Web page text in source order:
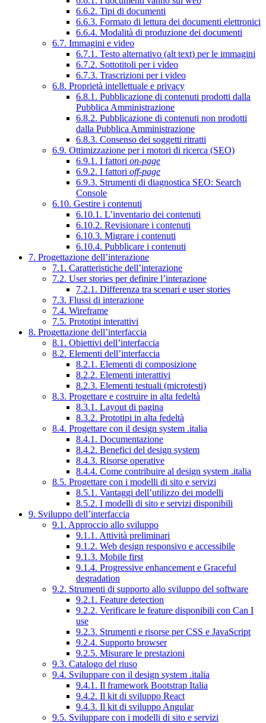
6.6.2. Tipi di documenti
6.6.3. Formato di lettura dei documenti elettronici
6.6.4. Modalità di produzione dei documenti
6.7. Immagini e video
6.7.1. Testo alternativo (alt text) per le immagini
6.7.2. Sottotitoli per i video
6.7.3. Trascrizioni per i video
6.8. Proprietà intellettuale e privacy
6.8.1. Pubblicazione di contenuti prodotti dalla
Pubblica Amministrazione
6.8.2. Pubblicazione di contenuti non prodotti
dalla Pubblica Amministrazione
6.8.3. Consenso dei soggetti ritratti
6.9. Ottimizzazione per i motori di ricerca (SEO)
6.9.1. I fattori on-page
6.9.2. I fattori off-page
6.9.3. Strumenti di diagnostica SEO: Search
Console
6.10. Gestire i contenuti
6.10.1. L’inventario dei contenuti
6.10.2. Revisionare i contenuti
6.10.3. Migrare i contenuti
6.10.4. Pubblicare i contenuti
7. Progettazione dell’interazione
7.1. Caratteristiche dell’interazione
7.2. User stories per definire l’interazione
7.2.1. Differenza tra scenari e user stories
7.3. Flussi di interazione
7.4. Wireframe
7.5. Prototipi interattivi
8. Progettazione dell’interfaccia
8.1. Obiettivi dell’interfaccia
8.2. Elementi dell’interfaccia
8.2.1. Elementi di composizione
8.2.2. Elementi interattivi
8.2.3. Elementi testuali (microtesti)
8.3. Progettare e costruire in alta fedeltà
8.3.1. Layout di pagina
8.3.2. Prototipi in alta fedeltà
8.4. Progettare con il design system .italia
8.4.1. Documentazione
8.4.2. Benefici del design system
8.4.3. Risorse operative
8.4.4. Come contribuire al design system .italia
8.5. Progettare con i modelli di sito e servizi
8.5.1. Vantaggi dell’utilizzo dei modelli
8.5.2. I modelli di sito e servizi disponibili
9. Sviluppo dell’interfaccia
9.1. Approccio allo sviluppo
9.1.1. Attività preliminari
9.1.2. Web design responsivo e accessibile
9.1.3. Mobile first
9.1.4. Progressive enhancement e Graceful
degradation
9.2. Strumenti di supporto allo sviluppo del software
9.2.1. Feature detection
9.2.2. Verificare le feature disponibili con Can I
use
9.2.3. Strumenti e risorse per CSS e JavaScript
9.2.4. Supporto browser
9.2.5. Misurare le prestazioni
9.3. Catalogo del riuso
9.4. Sviluppare con il design system .italia
9.4.1. Il framework Bootstrap Italia
9.4.2. Il kit di sviluppo React
9.4.3. Il kit di sviluppo Angular
9.5. Sviluppare con i modelli di sito e servizi